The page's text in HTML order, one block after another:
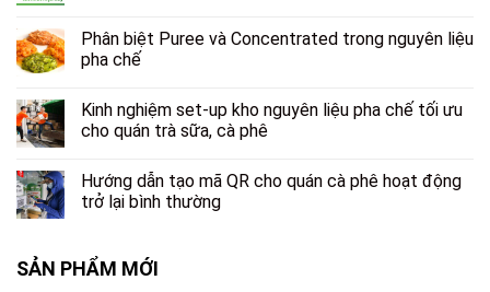
Phân biệt Puree và Concentrated trong nguyên liệu
pha chế
Kinh nghiệm set-up kho nguyên liệu pha chế tối ưu
cho quán trà sữa, cà phê
Hướng dẫn tạo mã QR cho quán cà phê hoạt động
trở lại bình thường
SẢN PHẨM MỚI